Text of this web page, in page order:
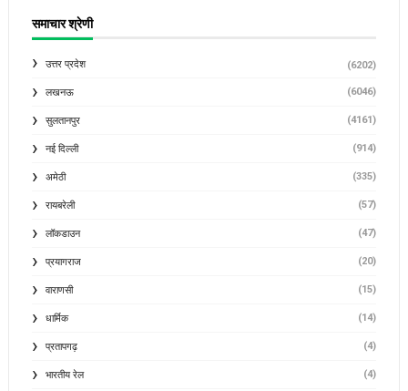
समाचार श्रेणी
उत्तर प्रदेश (6202)
लखनऊ (6046)
सुलतानपुर (4161)
नई दिल्ली (914)
अमेठी (335)
रायबरेली (57)
लॉकडाउन (47)
प्रयागराज (20)
वाराणसी (15)
धार्मिक (14)
प्रतापगढ़ (4)
भारतीय रेल (4)